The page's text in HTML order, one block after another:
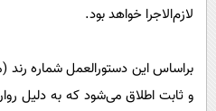
لازم‌الاجرا خواهد بود.
براساس این دستورالعمل‌ شماره
و ثابت اطلاق می‌شود که به دلیل